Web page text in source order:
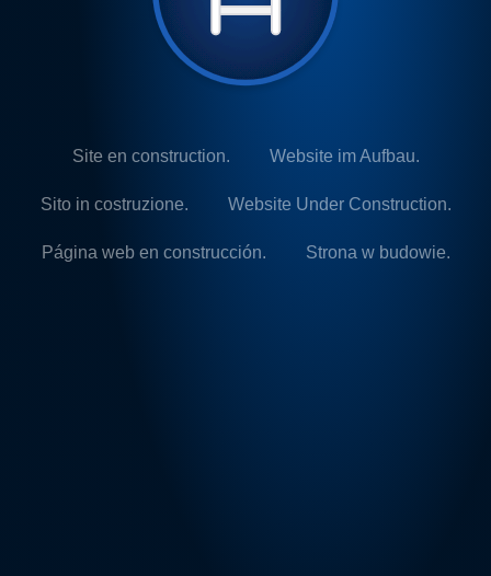
Site en construction. Website im Aufbau.
Sito in costruzione. Website Under Construction.
Página web en construcción. Strona w budowie.